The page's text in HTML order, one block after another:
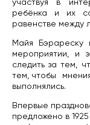
участвуя в
ребёнка и их
равенстве между
Майя Бэрареску
мероприятии, и
следить за тем,
тем, чтобы
выполнялись.
Впервые
предложено в